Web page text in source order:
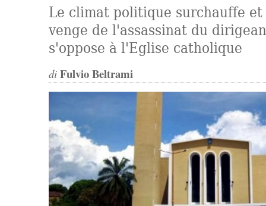
Le climat politique surchauffe et
venge de l'assassinat du
s'oppose à l'Eglise catholique
di Fulvio Beltrami